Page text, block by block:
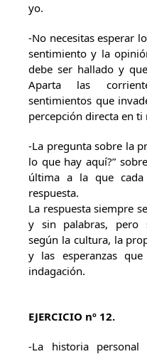
yo.
-No necesitas esperar
sentimiento y la
debe ser hallado y
Aparta las
sentimientos que
percepción directa en ti
-La pregunta sobre la
lo que hay aquí?”
última a la que
respuesta.
La respuesta siempre
y sin palabras, pero
según la cultura, la
y las esperanzas
indagación.
EJERCICIO nº 12.
-La historia